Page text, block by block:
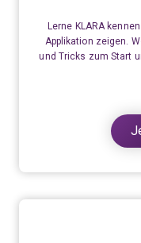
Lerne KLARA
Applikation zeigen.
und Tricks zum Start